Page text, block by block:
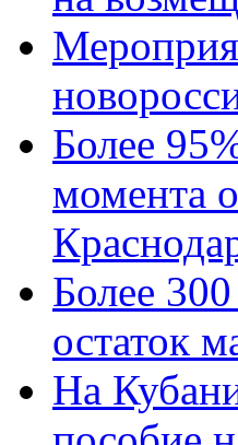
Более
момента
Более
остаток
На